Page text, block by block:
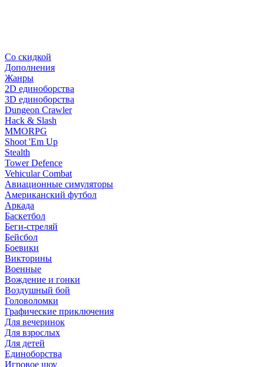
Со скидкой
Дополнения
Жанры
2D единоборства
3D единоборства
Dungeon Crawler
Hack & Slash
MMORPG
Shoot 'Em Up
Stealth
Tower Defence
Vehicular Combat
Авиационные симуляторы
Американский футбол
Аркада
Баскетбол
Беги-стреляй
Бейсбол
Боевики
Викторины
Военные
Вождение и гонки
Воздушный бой
Головоломки
Графические приключения
Для вечеринок
Для взрослых
Для детей
Единоборства
Игровое шоу